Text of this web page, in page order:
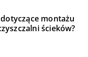
montażu
ścieków?